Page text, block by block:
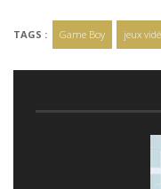
TAGS : Game Boy jeux